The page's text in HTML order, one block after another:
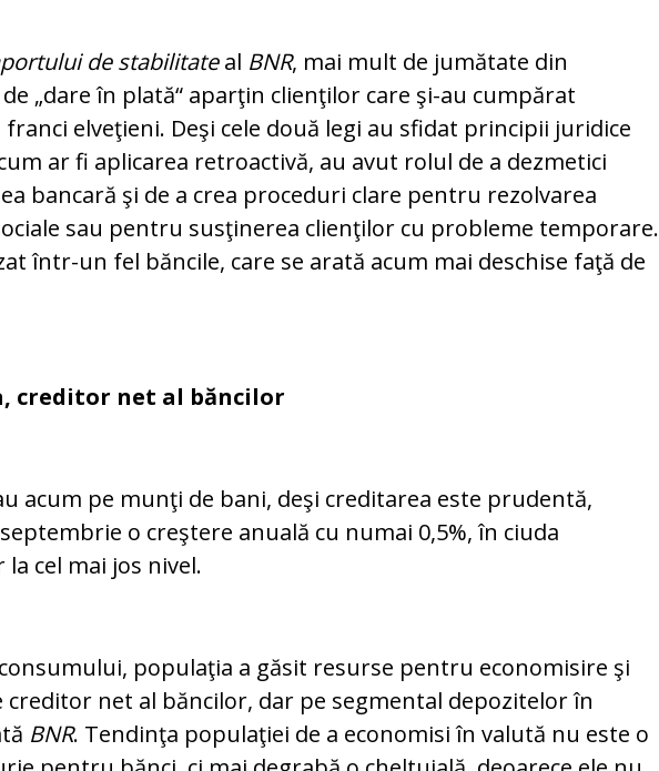
de stabilitateal BNR, mai mult de jumătate din
„da­re în plată“ aparţin clienţilor care şi-au cumpărat
elveţieni. Deşi cele două legi au sfidat principii juridice
ar fi aplicarea retroactivă, au avut rolul de a dezmetici
ban­cară şi de a crea proceduri clare pen­tru rezolvarea
sau pentru susţinerea clienţilor cu probleme tem­po­ra­re.
într-un fel băncile, care se arată acum mai deschise faţă de
creditor net al băncilor
acum pe munţi de bani, deşi creditarea este prudentă,
o creştere anuală cu numai 0,5%, în ciuda
cel mai jos nivel.
populaţia a găsit re­surse pentru economisire şi
cre­ditor net al băncilor, dar pe segmental depozitelor în
BNR. Tendinţa populaţiei de a economisi în valută nu este o